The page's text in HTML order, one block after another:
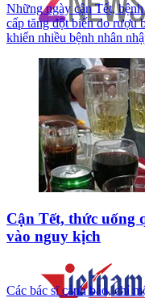
Những ngày cận Tết,
cấp tăng đột biến do rượu
khiến nhiều bệnh nhân
Cận Tết, thức uống
vào nguy kịch
Các bác sĩ cảnh báo, chỉ